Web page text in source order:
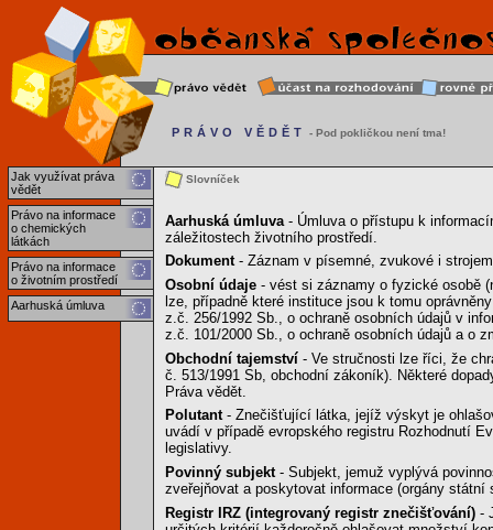
Jak využívat práva
vědět
Právo na informace
o chemických
látkách
Právo na informace
o životním prostředí
Aarhuská úmluva
PRÁVO VĚDĚT - Pod pokličkou není tma!
Slovníček
Aarhuská úmluva - Úmluva o přístupu k
záležitostech životního prostředí.
Dokument- Záznam v písemné, zvukové i
Osobní údaje - vést si záznamy o fyzické osobě
lze, případně které instituce jsou k tomu
z.č. 256/1992 Sb., o ochraně osobních údajů v
z.č. 101/2000 Sb., o ochraně osobních údajů a o
Obchodní tajemství - Ve stručnosti lze říci, že
č. 513/1991 Sb, obchodní zákoník). Některé
Práva vědět.
Polutant- Znečišťující látka, jejíž výskyt je
uvádí v případě evropského registru Rozhodnutí
legislativy.
Povinný subjekt - Subjekt, jemuž vyplývá
zveřejňovat a poskytovat informace (orgány
Registr IRZ (integrovaný registr znečišťování) -